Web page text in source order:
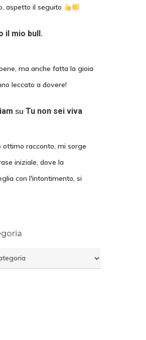
aspetto il seguito
il mio bull.
ma anche fatta la gioia
leccato a dovere!
su Tu non sei viva
ottimo racconto, mi sorge
iniziale, dove la
con l'intontimento, si